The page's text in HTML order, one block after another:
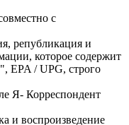
с
републикация и
которое содержит
EPA / UPG, строго
Я- Корреспондент
и воспроизведение